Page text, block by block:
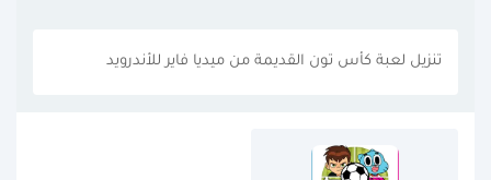
تنزيل لعبة كأس تون القديمة من ميديا فاير للأندرويد